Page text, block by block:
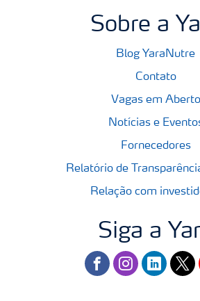
Sobre a
Blog YaraNutre
Contato
Vagas em Aberto
Notícias e
Fornecedores
Relatório de
Relação com
Siga a
facebookinstagram
linkedin